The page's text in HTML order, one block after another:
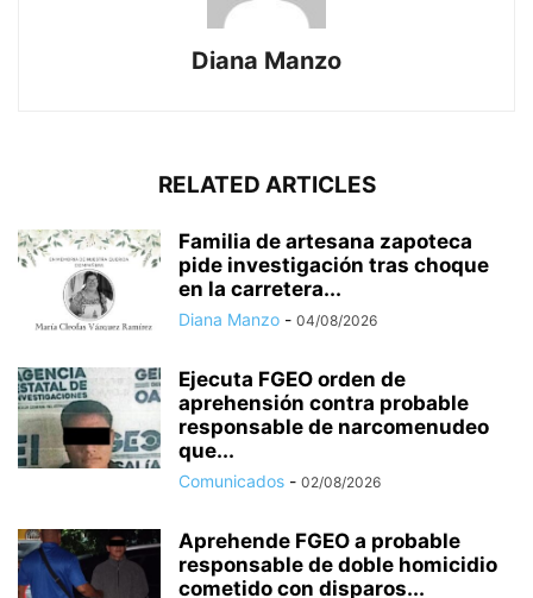
Diana Manzo
RELATED ARTICLES
Familia de artesana zapoteca
pide investigación tras choque
en la carretera...
Diana Manzo - 04/08/2026
Ejecuta FGEO orden de
aprehensión contra probable
responsable de narcomenudeo
que...
Comunicados - 02/08/2026
Aprehende FGEO a probable
responsable de doble homicidio
cometido con disparos...